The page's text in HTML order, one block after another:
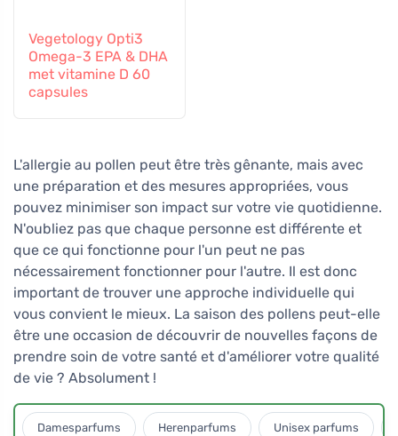
Vegetology Opti3
Omega-3 EPA & DHA
met vitamine D 60
capsules
L'allergie au pollen peut être très gênante, mais avec
une préparation et des mesures appropriées, vous
pouvez minimiser son impact sur votre vie quotidienne.
N'oubliez pas que chaque personne est différente et
que ce qui fonctionne pour l'un peut ne pas
nécessairement fonctionner pour l'autre. Il est donc
important de trouver une approche individuelle qui
vous convient le mieux. La saison des pollens peut-elle
être une occasion de découvrir de nouvelles façons de
prendre soin de votre santé et d'améliorer votre qualité
de vie ? Absolument !
Damesparfums Herenparfums Unisex parfums